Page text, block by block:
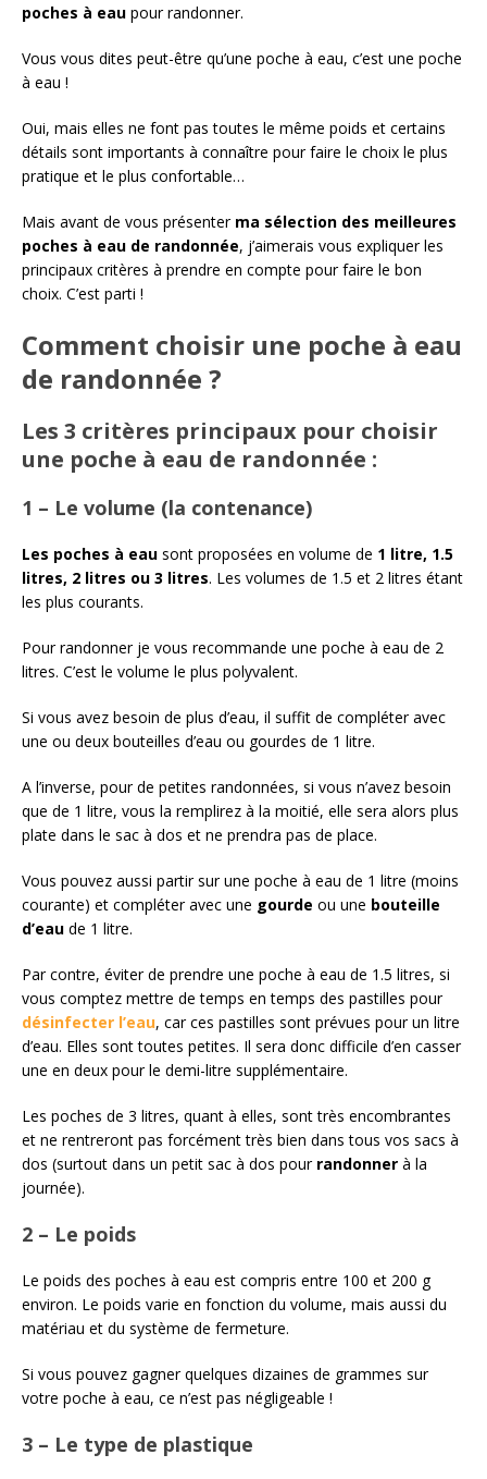
poches à eau pour randonner.
Vous vous dites peut-être qu’une poche à eau, c’est une poche
à eau !
Oui, mais elles ne font pas toutes le même poids et certains
détails sont importants à connaître pour faire le choix le plus
pratique et le plus confortable…
Mais avant de vous présenter ma sélection des meilleures
poches à eau de randonnée, j’aimerais vous expliquer les
principaux critères à prendre en compte pour faire le bon
choix. C’est parti !
Comment choisir une poche à eau
de randonnée ?
Les 3 critères principaux pour choisir
une poche à eau de randonnée :
1 – Le volume (la contenance)
Les poches à eau sont proposées en volume de 1 litre, 1.5
litres, 2 litres ou 3 litres. Les volumes de 1.5 et 2 litres étant
les plus courants.
Pour randonner je vous recommande une poche à eau de 2
litres. C’est le volume le plus polyvalent.
Si vous avez besoin de plus d’eau, il suffit de compléter avec
une ou deux bouteilles d’eau ou gourdes de 1 litre.
A l’inverse, pour de petites randonnées, si vous n’avez besoin
que de 1 litre, vous la remplirez à la moitié, elle sera alors plus
plate dans le sac à dos et ne prendra pas de place.
Vous pouvez aussi partir sur une poche à eau de 1 litre (moins
courante) et compléter avec une gourde ou une bouteille
d’eau de 1 litre.
Par contre, éviter de prendre une poche à eau de 1.5 litres, si
vous comptez mettre de temps en temps des pastilles pour
désinfecter l’eau, car ces pastilles sont prévues pour un litre
d’eau. Elles sont toutes petites. Il sera donc difficile d’en casser
une en deux pour le demi-litre supplémentaire.
Les poches de 3 litres, quant à elles, sont très encombrantes
et ne rentreront pas forcément très bien dans tous vos sacs à
dos (surtout dans un petit sac à dos pour randonner à la
journée).
2 – Le poids
Le poids des poches à eau est compris entre 100 et 200 g
environ. Le poids varie en fonction du volume, mais aussi du
matériau et du système de fermeture.
Si vous pouvez gagner quelques dizaines de grammes sur
votre poche à eau, ce n’est pas négligeable !
3 – Le type de plastique